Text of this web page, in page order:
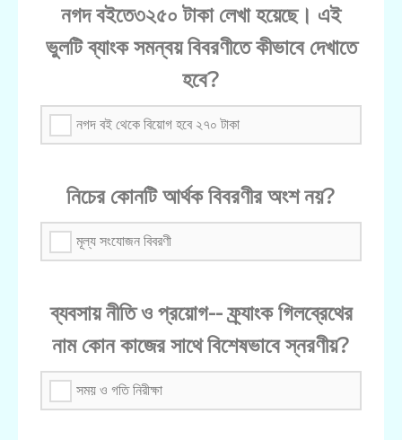
নগদ বইতে৩২৫০ টাকা লেখা হয়েছে। এই
ভুলটি ব্যাংক সমন্বয় বিবরণীতে কীভাবে দেখাতে
হবে?
নগদ বই থেকে বিয়োগ হবে ২৭০ টাকা
নিচের কোনটি আর্থক বিবরণীর অংশ নয়?
মূল্য সংযোজন বিবরণী
ব্যবসায় নীতি ও প্রয়োগ-- ফ্র্যাংক গিলব্রেথের
নাম কোন কাজের সাথে বিশেষভাবে স্নরণীয়?
সময় ও গতি নিরীক্ষা